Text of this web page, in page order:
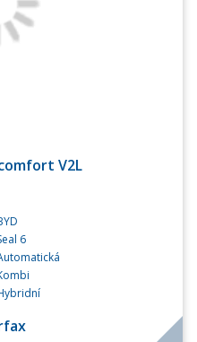
V2L
6